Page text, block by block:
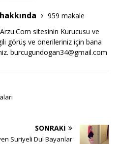
959 makale
sitesinin Kurucusu ve
görüş ve önerileriniz için bana
burcugundogan34@gmail.com
SONRAKI
Suriyeli Dul Bayanlar